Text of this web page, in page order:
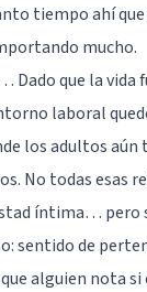
tiempo ahí que
mucho.
Dado que la vida
laboral
los adultos
No todas esas
íntima… pero
sentido de
alguien nota si